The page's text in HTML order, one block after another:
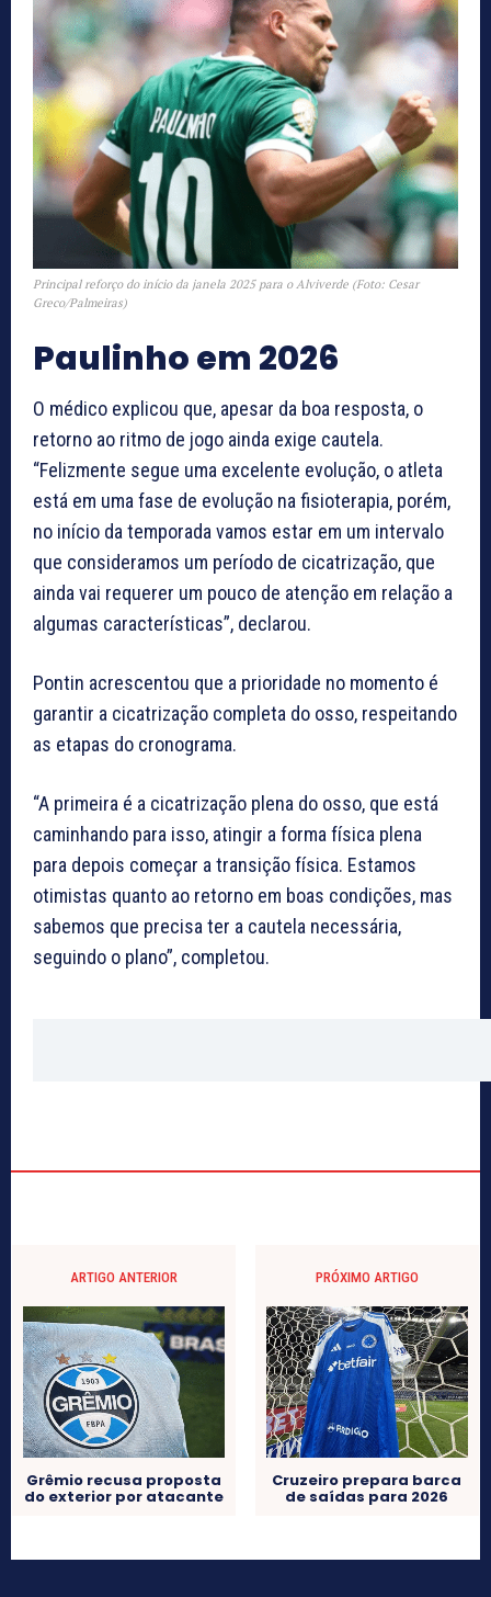
Principal reforço do início da janela 2025 para o Alviverde (Foto: Cesar
Greco/Palmeiras)
Paulinho em 2026
O médico explicou que, apesar da boa resposta, o
retorno ao ritmo de jogo ainda exige cautela.
“Felizmente segue uma excelente evolução, o atleta
está em uma fase de evolução na fisioterapia, porém,
no início da temporada vamos estar em um intervalo
que consideramos um período de cicatrização, que
ainda vai requerer um pouco de atenção em relação a
algumas características”, declarou.
Pontin acrescentou que a prioridade no momento é
garantir a cicatrização completa do osso, respeitando
as etapas do cronograma.
“A primeira é a cicatrização plena do osso, que está
caminhando para isso, atingir a forma física plena
para depois começar a transição física. Estamos
otimistas quanto ao retorno em boas condições, mas
sabemos que precisa ter a cautela necessária,
seguindo o plano”, completou.
ARTIGO ANTERIOR
Grêmio recusa proposta
do exterior por atacante
PRÓXIMO ARTIGO
Cruzeiro prepara barca
de saídas para 2026